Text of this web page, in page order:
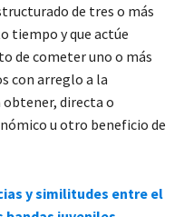
de tres o más
tiempo y que actúe
de cometer uno o más
con arreglo a la
obtener, directa o
u otro beneficio de
y similitudes entre el